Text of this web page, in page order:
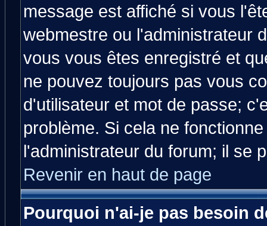
message est affiché si vous
webmestre ou l'administrateur
vous vous êtes enregistré et
ne pouvez toujours pas vous
d'utilisateur et mot de passe;
problème. Si cela ne
l'administrateur du forum; il se
Revenir en haut de page
Pourquoi n'ai-je pas besoin